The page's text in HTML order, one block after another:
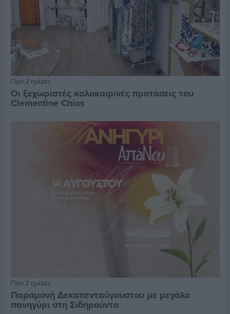
Πριν 2 ημέρες
Οι ξεχωριστές καλοκαιρινές προτάσεις του
Clementine Chios
Πριν 2 ημέρες
Παραμονή Δεκαπενταύγουστου με μεγάλο
πανηγύρι στη Σιδηρούντα